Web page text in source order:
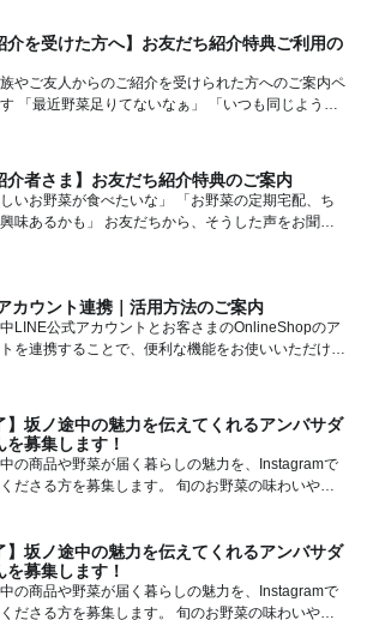
介を受けた方へ】お友だち紹介特典ご利用の
やご友人からのご紹介を受けられた方へのご案内ペ
「最近野菜足りてないなぁ」 「いつも同じような
介者さま】お友だち紹介特典のご案内
しいお野菜が食べたいな」 「お野菜の定期宅配、ち
味あるかも」 お友だちから、そうした声をお聞き
カウント連携｜活用方法のご案内
LINE公式アカウントとお客さまのOnlineShopのア
を連携することで、便利な機能をお使いいただけ
】坂ノ途中の魅力を伝えてくれるアンバサダ
を募集します！
の商品や野菜が届く暮らしの魅力を、Instagramで
ださる方を募集します。 旬のお野菜の味わいや、
】坂ノ途中の魅力を伝えてくれるアンバサダ
を募集します！
の商品や野菜が届く暮らしの魅力を、Instagramで
ださる方を募集します。 旬のお野菜の味わいや、